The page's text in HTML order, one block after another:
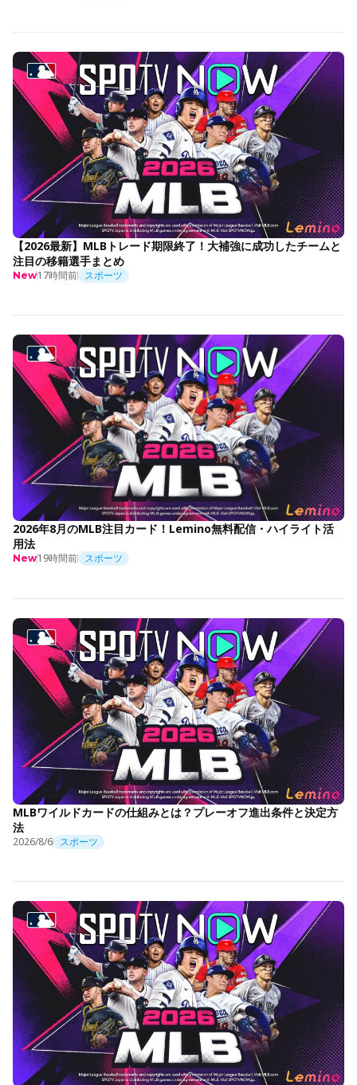
【2026最新】MLBトレード期限終了！大補強に成功したチームと
注目の移籍選手まとめ
New17時間前 スポーツ
2026年8月のMLB注目カード！Lemino無料配信・ハイライト活
用法
New19時間前 スポーツ
MLBワイルドカードの仕組みとは？プレーオフ進出条件と決定方
法
2026/8/6 スポーツ